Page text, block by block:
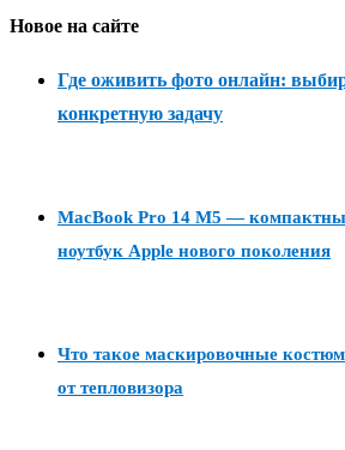
Новое на сайте
Где оживить фото онлайн:
конкретную задачу
MacBook Pro 14 M5 —
ноутбук Apple нового поколения
Что такое маскировочные
от тепловизора